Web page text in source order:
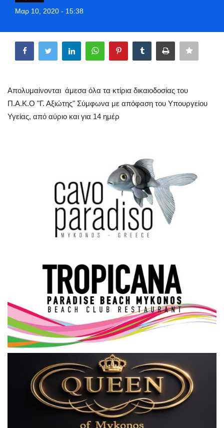
Style Adorés
Entertainment
Arts & Culture
Mykonos
Science & Tech
Aegean Islands
Σεβασμιώτατος Δωρόθεος Β’
Cost Of Living Crisis
Opinion + Analysis
L’Art des Sens
All News
Μαρ 10, 2020 - 15:38
Απολυμαίνονται άμεσα όλα τα κτίρια δικαιοδοσίας του
Π.Α.Κ.Ο "Γ. Αξιώτης" Σύμφωνα με απόφαση του Υπουργείου
Υγείας, από αύριο και για 14 ημέρ